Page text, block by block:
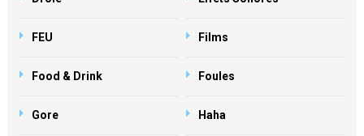
FEU Films
Food & Drink Foules
Gore Haha